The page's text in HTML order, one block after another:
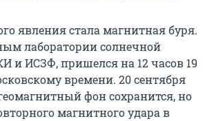
явления стала магнитная буря.
лаборатории солнечной
и ИСЗФ, пришелся на 12 часов 19
времени. 20 сентября
фон сохранится, но
магнитного удара в